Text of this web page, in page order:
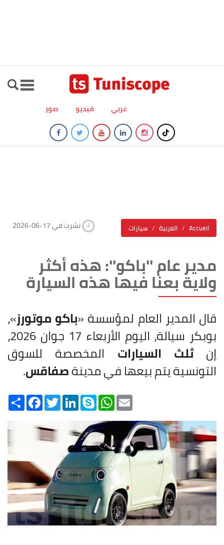
صور فيديو عربي
سيارات العربية Accueil 2026-06-17 نشرت في
مدير عام ''باكو'': هذه أكثر
ولاية بعنا فيها هذه السيارة
قال المدير العام لمؤسسة «باكو موتورز»،
بوبكر سيالة، اليوم الأربعاء 17 جوان 2026،
إنثلث السيارات المخصصة للسوق
التونسية يتم بيعها في مدينةصفاقس.
Share
FacebookTwitterLinkedInSkype
WhatsAppEmail